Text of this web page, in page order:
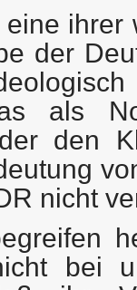
ihrer
der
als
den
nicht
bei